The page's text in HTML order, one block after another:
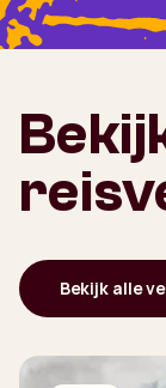
Bekijk alle